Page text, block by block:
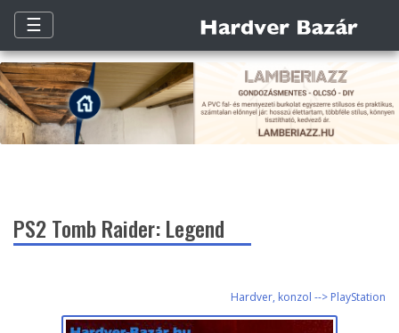
☰
PS2 Tomb Raider: Legend
Hardver, konzol --> PlayStation